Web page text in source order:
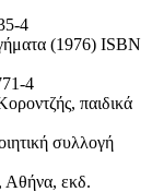
4
(1976) ISBN
4
παιδικά
συλλογή
Αθήνα, εκδ.